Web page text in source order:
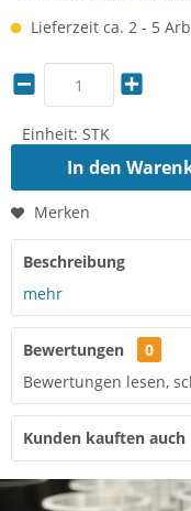
Lieferzeit ca. 2 - 5
Einheit: STK
In den
Merken
Beschreibung
mehr
Bewertungen
0
Bewertungen lesen,
Kunden kauften auch